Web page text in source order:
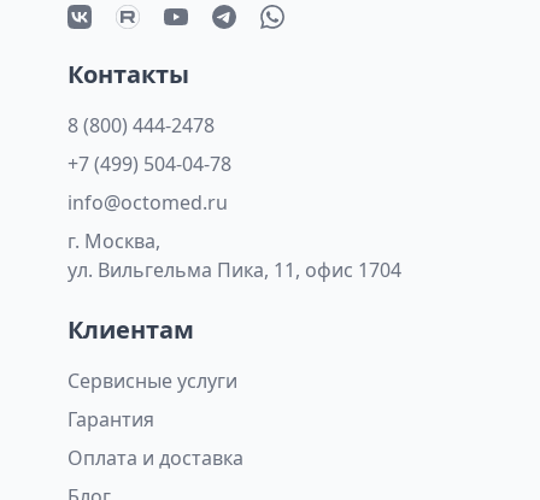
Контакты
8 (800) 444-2478
+7 (499) 504-04-78
info@octomed.ru
г. Москва,
ул. Вильгельма Пика, 11, офис 1704
Клиентам
Сервисные услуги
Гарантия
Оплата и доставка